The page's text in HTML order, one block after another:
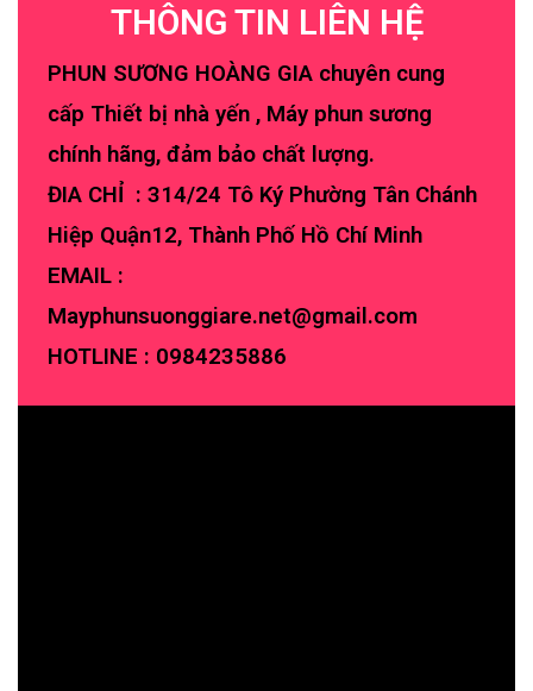
THÔNG TIN LIÊN HỆ
PHUN SƯƠNG HOÀNG GIA chuyên cung
cấp Thiết bị nhà yến , Máy phun sương
chính hãng, đảm bảo chất lượng.
ĐIA CHỈ : 314/24 Tô Ký Phường Tân Chánh
Hiệp Quận12, Thành Phố Hồ Chí Minh
EMAIL :
Mayphunsuonggiare.net@gmail.com
HOTLINE : 0984235886